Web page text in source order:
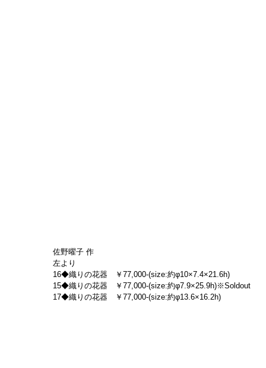
佐野曜子 作
左より
16◆織りの花器　￥77,000-(size:約φ10×7.4×21.6h)
15◆織りの花器　￥77,000-(size:約φ7.9×25.9h)※Soldout
17◆織りの花器　￥77,000-(size:約φ13.6×16.2h)